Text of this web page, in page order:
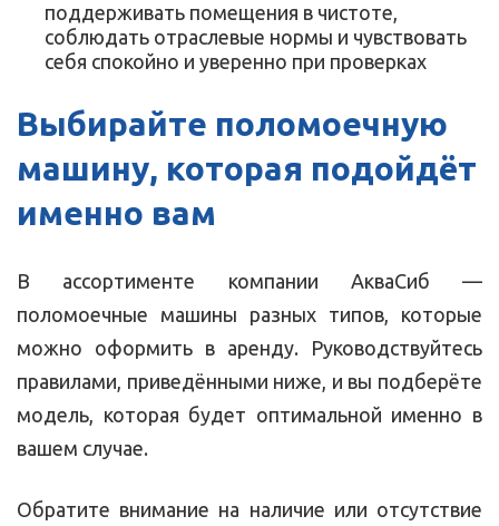
поддерживать помещения в чистоте,
соблюдать отраслевые нормы и чувствовать
себя спокойно и уверенно при проверках
Выбирайте поломоечную
машину, которая подойдёт
именно вам
В ассортименте компании АкваСиб —
поломоечные машины разных типов, которые
можно оформить в аренду. Руководствуйтесь
правилами, приведёнными ниже, и вы подберёте
модель, которая будет оптимальной именно в
вашем случае.
Обратите внимание на наличие или отсутствие